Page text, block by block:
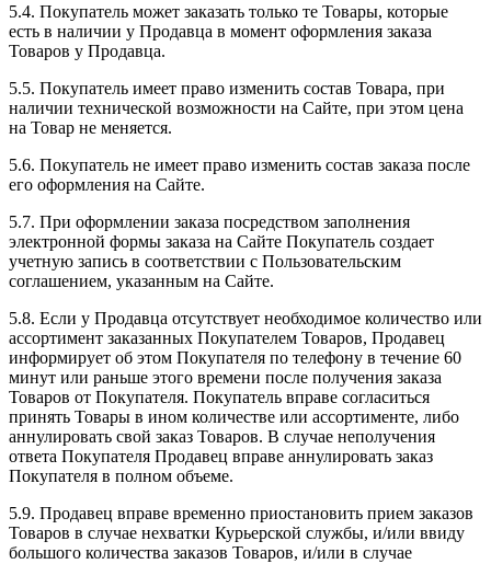
5.4. Покупатель может заказать только те Товары, которые
есть в наличии у Продавца в момент оформления заказа
Товаров у Продавца.
5.5. Покупатель имеет право изменить состав Товара, при
наличии технической возможности на Сайте, при этом цена
на Товар не меняется.
5.6. Покупатель не имеет право изменить состав заказа после
его оформления на Сайте.
5.7. При оформлении заказа посредством заполнения
электронной формы заказа на Сайте Покупатель создает
учетную запись в соответствии с Пользовательским
соглашением, указанным на Сайте.
5.8. Если у Продавца отсутствует необходимое количество или
ассортимент заказанных Покупателем Товаров, Продавец
информирует об этом Покупателя по телефону в течение 60
минут или раньше этого времени после получения заказа
Товаров от Покупателя. Покупатель вправе согласиться
принять Товары в ином количестве или ассортименте, либо
аннулировать свой заказ Товаров. В случае неполучения
ответа Покупателя Продавец вправе аннулировать заказ
Покупателя в полном объеме.
5.9. Продавец вправе временно приостановить прием заказов
Товаров в случае нехватки Курьерской службы, и/или ввиду
большого количества заказов Товаров, и/или в случае